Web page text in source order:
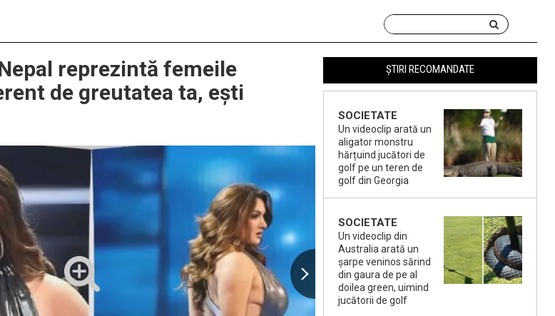
reprezintă femeile
de greutatea ta, ești
ȘTIRI RECOMANDATE
SOCIETATE
Un videoclip arată un
aligator monstru
hărțuind jucători de
golf pe un teren de
golf din Georgia
SOCIETATE
Un videoclip din
Australia arată un
șarpe veninos sărind
din gaura de pe al
doilea green, uimind
jucătorii de golf